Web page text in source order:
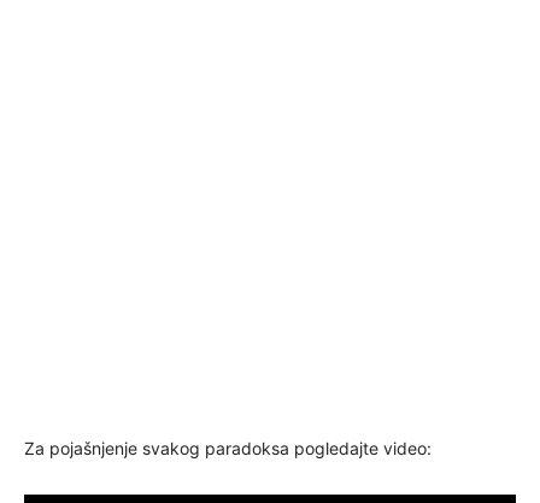
Za pojašnjenje svakog paradoksa pogledajte video: